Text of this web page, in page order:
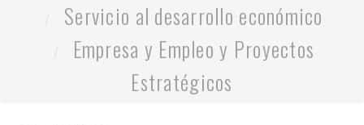
Servicio al desarrollo económico
Empresa y Empleo y Proyectos
Estratégicos